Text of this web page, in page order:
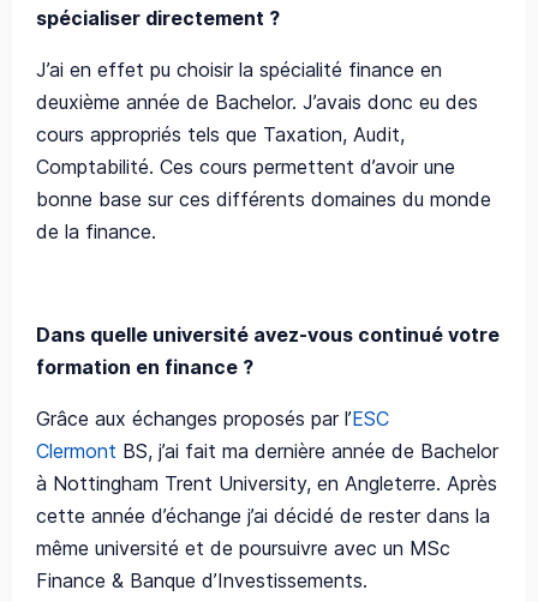
spécialiser directement ?
J’ai en effet pu choisir la spécialité finance en
deuxième année de Bachelor. J’avais donc eu des
cours appropriés tels que Taxation, Audit,
Comptabilité. Ces cours permettent d’avoir une
bonne base sur ces différents domaines du monde
de la finance.
Dans quelle université avez-vous continué votre
formation en finance ?
Grâce aux échanges proposés par l’ESC
Clermont BS, j’ai fait ma dernière année de Bachelor
à Nottingham Trent University, en Angleterre. Après
cette année d’échange j’ai décidé de rester dans la
même université et de poursuivre avec un MSc
Finance & Banque d’Investissements.